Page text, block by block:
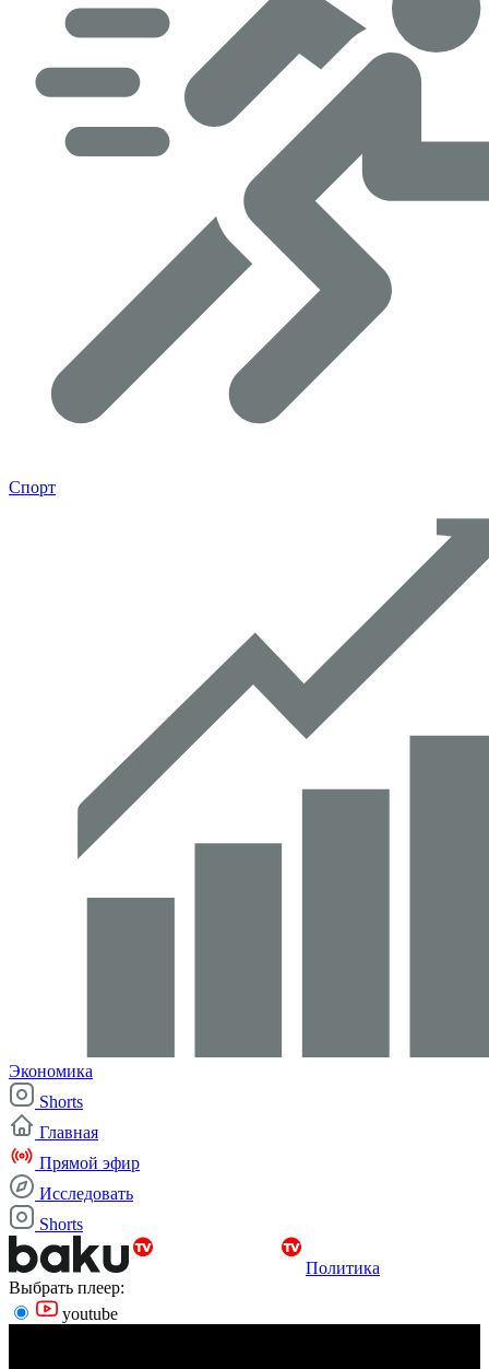
Спорт
Экономика
Shorts
Главная
Прямой эфир
Исследовать
Shorts
Политика
Выбрать плеер:
youtube